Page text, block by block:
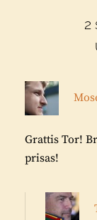
2
Grattis Tor!
prisas!